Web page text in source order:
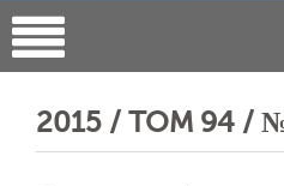
2015 / ТОМ 94 /